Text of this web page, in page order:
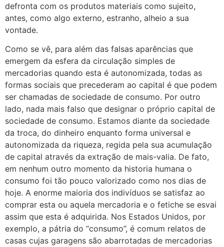
defronta com os produtos materiais como sujeito,
antes, como algo externo, estranho, alheio a sua
vontade.
Como se vê, para além das falsas aparências que
emergem da esfera da circulação simples de
mercadorias quando esta é autonomizada, todas as
formas sociais que precederam ao capital é que podem
ser chamadas de sociedade de consumo. Por outro
lado, nada mais falso que designar o próprio capital de
sociedade de consumo. Estamos diante da sociedade
da troca, do dinheiro enquanto forma universal e
autonomizada da riqueza, regida pela sua acumulação
de capital através da extração de mais-valia. De fato,
em nenhum outro momento da historia humana o
consumo foi tão pouco valorizado como nos dias de
hoje. A enorme maioria dos indivíduos se satisfaz ao
comprar esta ou aquela mercadoria e o fetiche se esvai
assim que esta é adquirida. Nos Estados Unidos, por
exemplo, a pátria do “consumo”, é comum relatos de
casas cujas garagens são abarrotadas de mercadorias